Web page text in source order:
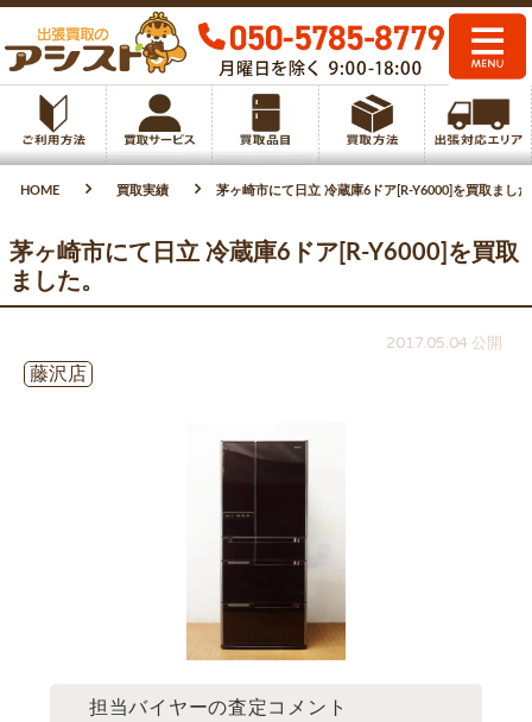
HOME 買取実績 茅ヶ崎市にて日立 冷蔵庫6ドア[R-Y6000]を買取まし
茅ヶ崎市にて日立 冷蔵庫6ドア[R-Y6000]を買取
ました。
2017.05.04 公開
藤沢店
担当バイヤーの査定コメント